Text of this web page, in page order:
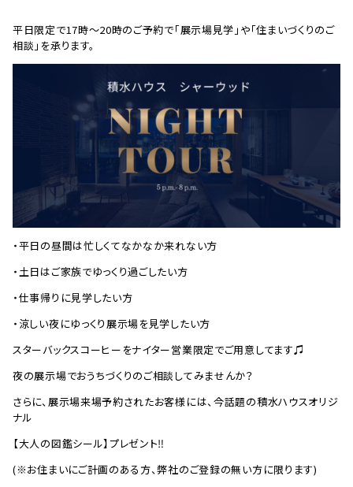
平日限定で17時～20時のご予約で「展示場見学」や「住まいづくりのご
相談」を承ります。
・平日の昼間は忙しくてなかなか来れない方
・土日はご家族でゆっくり過ごしたい方
・仕事帰りに見学したい方
・涼しい夜にゆっくり展示場を見学したい方
スターバックスコーヒーをナイター営業限定でご用意してます♫
夜の展示場でおうちづくりのご相談してみませんか？
さらに、展示場来場予約されたお客様には、今話題の積水ハウスオリジ
ナル
【大人の図鑑シール】プレゼント‼
(※お住まいにご計画のある方、弊社のご登録の無い方に限ります)